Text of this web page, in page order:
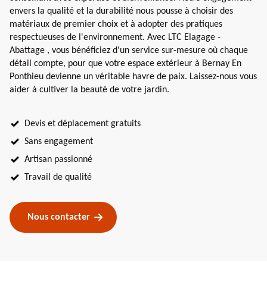
envers la qualité et la durabilité nous pousse à choisir des
matériaux de premier choix et à adopter des pratiques
respectueuses de l'environnement. Avec LTC Elagage -
Abattage , vous bénéficiez d'un service sur-mesure où chaque
détail compte, pour que votre espace extérieur à Bernay En
Ponthieu devienne un véritable havre de paix. Laissez-nous vous
aider à cultiver la beauté de votre jardin.
Devis et déplacement gratuits
Sans engagement
Artisan passionné
Travail de qualité
Nous contacter